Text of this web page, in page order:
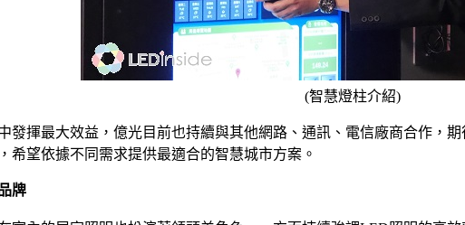
(智慧燈柱介紹)
發揮最大效益，億光目前也持續與其他網路、通訊、電信廠商合作，
希望依據不同需求提供最適合的智慧城市方案。
牌